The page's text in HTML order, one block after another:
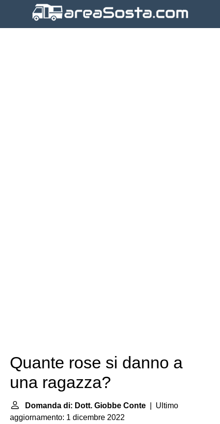
Quante rose si danno a
una ragazza?
Domanda di: Dott. Giobbe Conte | Ultimo
aggiornamento: 1 dicembre 2022